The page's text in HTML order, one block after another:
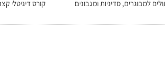
למבוגרים, סדיניות ומגבונים קורס דיגיטלי